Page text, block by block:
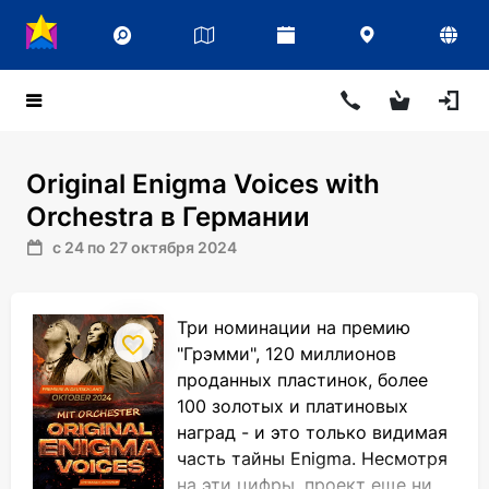
Original Enigma Voices with
Orchestra в Германии
с 24 по 27 октября 2024
Три номинации на премию
"Грэмми", 120 миллионов
проданных пластинок, более
100 золотых и платиновых
наград - и это только видимая
часть тайны Enigma. Несмотря
на эти цифры, проект еще ни